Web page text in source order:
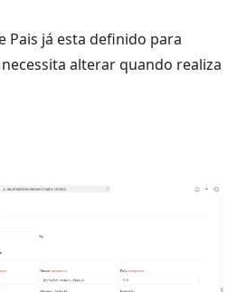
Pais já esta definido para
alterar quando realiza